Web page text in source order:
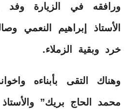
ورافقه في الزيارة
الأستاذ إبراهيم النعمي
خرد وبقية الزملاء.
وهناك التقى بأبناءه
محمد الحاج بريك”